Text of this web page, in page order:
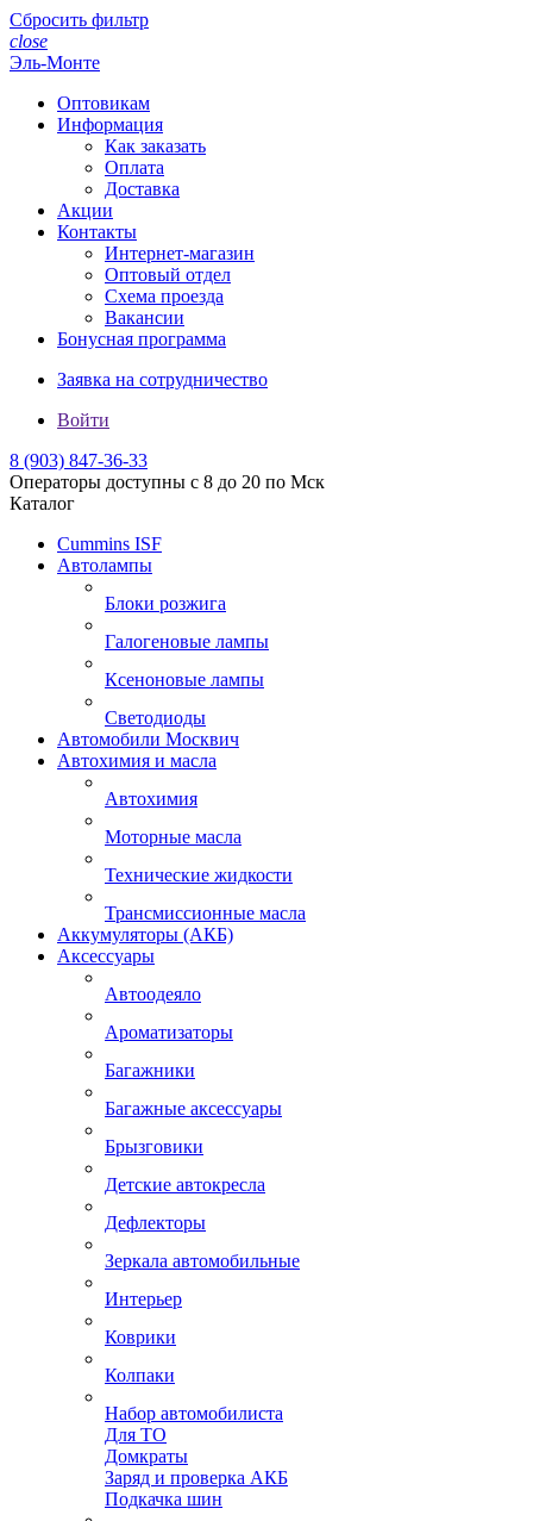
Сбросить фильтр
close
Эль-Монте
Оптовикам
Информация
Как заказать
Оплата
Доставка
Акции
Контакты
Интернет-магазин
Оптовый отдел
Схема проезда
Вакансии
Бонусная программа
Заявка на сотрудничество
Войти
8 (903) 847-36-33
Операторы доступны с 8 до 20 по Мск
Каталог
Cummins ISF
Автолампы
Блоки розжига
Галогеновые лампы
Ксеноновые лампы
Светодиоды
Автомобили Москвич
Автохимия и масла
Автохимия
Моторные масла
Технические жидкости
Трансмиссионные масла
Аккумуляторы (АКБ)
Аксессуары
Автоодеяло
Ароматизаторы
Багажники
Багажные аксессуары
Брызговики
Детские автокресла
Дефлекторы
Зеркала автомобильные
Интерьер
Коврики
Колпаки
Набор автомобилиста
Для ТО
Домкраты
Заряд и проверка АКБ
Подкачка шин